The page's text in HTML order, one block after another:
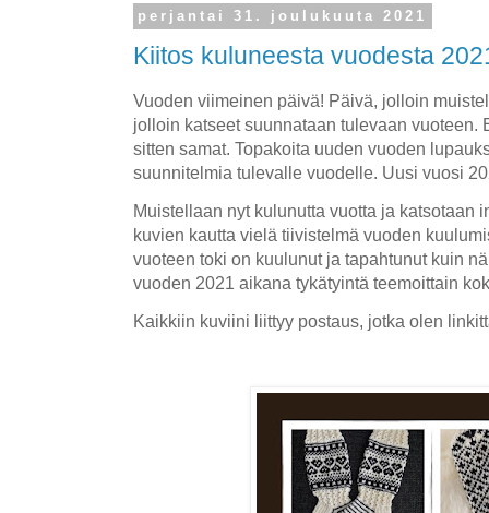
perjantai 31. joulukuuta 2021
Kiitos kuluneesta vuodesta
Vuoden viimeinen päivä! Päivä, jolloin
jolloin katseet suunnataan tulevaan vuoteen.
sitten samat. Topakoita uuden vuoden
suunnitelmia tulevalle vuodelle. Uusi vuosi
Muistellaan nyt kulunutta vuotta ja katsotaan
kuvien kautta vielä tiivistelmä vuoden
vuoteen toki on kuulunut ja tapahtunut kuin
vuoden 2021 aikana tykätyintä teemoittain
Kaikkiin kuviini liittyy postaus, jotka olen